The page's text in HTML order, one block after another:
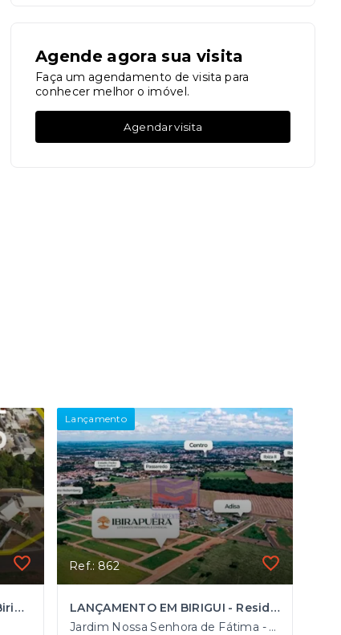
Agende agora sua visita
Faça um agendamento de visita para
conhecer melhor o imóvel.
Agendar visita
Condomínio San Marino em Birigui
Lançamento
Ref.: 862
LANÇAMENTO EM BIRIGUI - Residencial & Comercial Ibirapuera
Jardim Nossa Senhora de Fátima - Birigüi/SP